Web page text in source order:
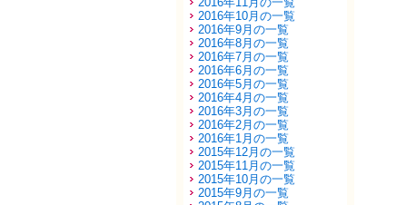
2016年10月の一覧
2016年9月の一覧
2016年8月の一覧
2016年7月の一覧
2016年6月の一覧
2016年5月の一覧
2016年4月の一覧
2016年3月の一覧
2016年2月の一覧
2016年1月の一覧
2015年12月の一覧
2015年11月の一覧
2015年10月の一覧
2015年9月の一覧